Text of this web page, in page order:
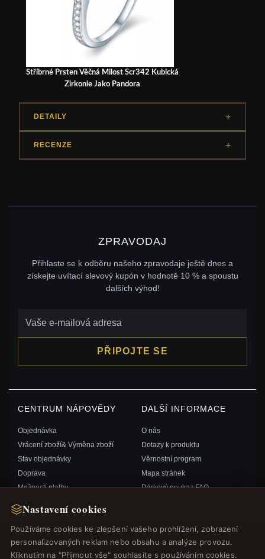
Nastavení cookies
Používáme cookies ke zlepšení vašeho prohlížení, zobrazení
personalizovaných reklam nebo obsahu a analýze provozu.
Kliknutím na "Přijmout vše" souhlasíte s používáním cookies.
Stříbrné Prsten Věčná Milost Scr342 Kubická
Zirkonie Jako Pandora
DETAILY
RECENZE
ZPRAVODAJ
Přihlaste se k odběru našeho zpravodaje ještě dnes a
získejte uvítací slevový kupón v hodnotě 10 % a spoustu
dalších výhod!
PŘIPOJTE SE
CENTRUM NÁPOVĚDY
Objednávka
Vrácení zboží& Výměna zboží
Stav objednávky
Doprava
Možnosti platby
Kontaktujte nás
DALŠÍ INFORMACE
O nás
Dotazy k produktu
Věrnostní program
Mapa stránek
Dárkový poukaz FAQ
RYCHLÉ ODKAZY SLEDUJTE NÁS